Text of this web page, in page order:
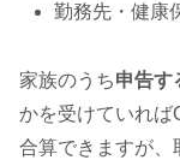
勤務先・健康
家族のうち申告す
かを受けていれば
合算できますが、